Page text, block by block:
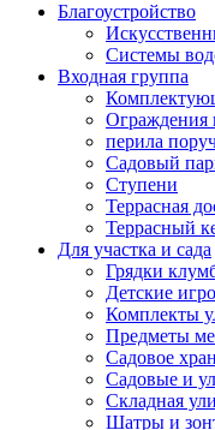
Благоустройство
Системы
Входная группа
перила
Садовый
Ступени
Террасная
Террасный
Для участка и сада
Грядки
Детские
Комплекты
Предметы
Садовое
Садовые и
Складная
Шатры и